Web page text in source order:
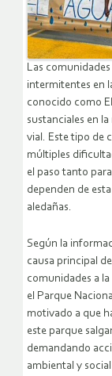
Las
intermitentes en
conocido como
sustanciales en
vial. Este tipo de
múltiples
el paso tanto
dependen de
aledañas.
Según la
causa principal
comunidades a
el Parque
motivado a que
este parque
demandando
ambiental y